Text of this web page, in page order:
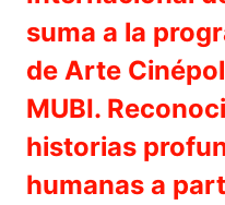
suma a la
de Arte
MUBI.
historias
humanas a